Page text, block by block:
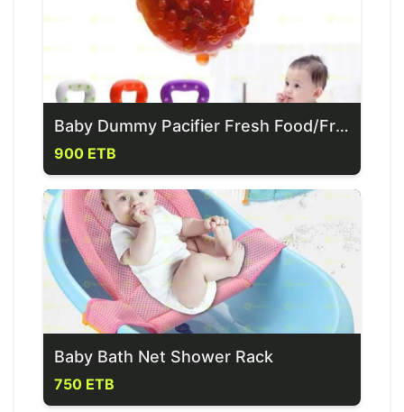
Baby Dummy Pacifier Fresh Food/Fruit Feeder
900 ETB
Baby Bath Net Shower Rack
750 ETB